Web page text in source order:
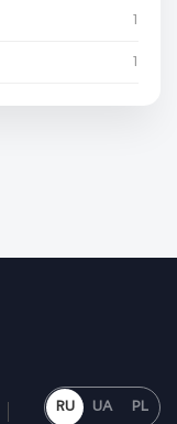
1
1
RU UA PL